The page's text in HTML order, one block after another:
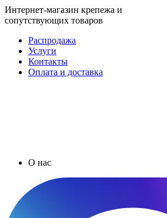
Интернет-магазин крепежа и
сопутствующих товаров
Распродажа
Услуги
Контакты
Оплата и доставка
О нас